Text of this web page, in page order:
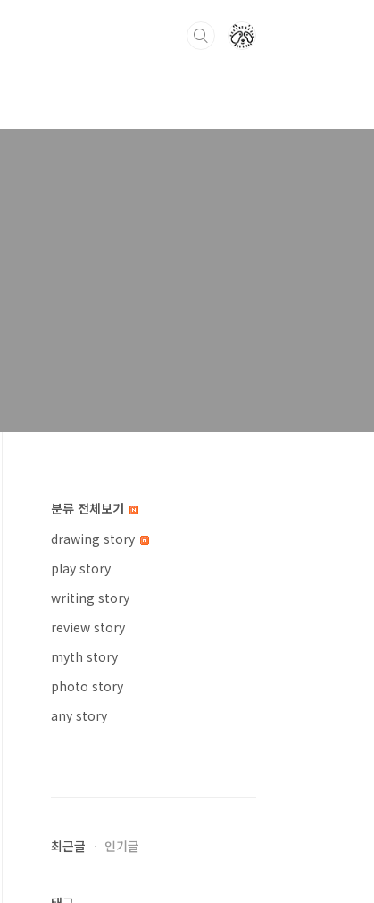
분류 전체보기
drawing story
play story
writing story
review story
myth story
photo story
any story
최근글 인기글